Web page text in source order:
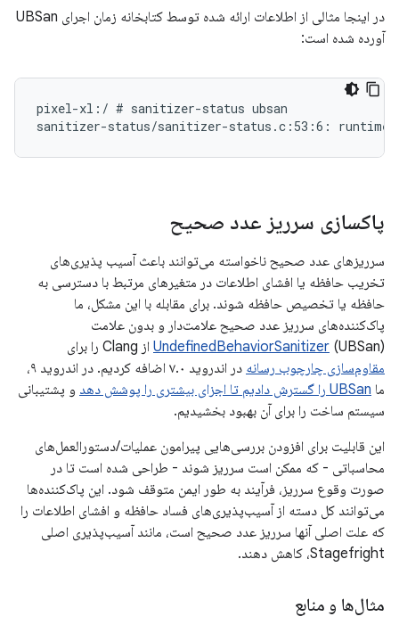
در اینجا مثالی از اطلاعات ارائه شده توسط کتابخانه زمان اجرای UBSan
آورده شده است:
pixel-xl:/ # sanitizer-status ubsan
پاکسازی سرریز عدد صحیح
سرریزهای عدد صحیح ناخواسته می‌توانند باعث آسیب پذیری‌های
تخریب حافظه یا افشای اطلاعات در متغیرهای مرتبط با دسترسی به
حافظه یا تخصیص حافظه شوند. برای مقابله با این مشکل، ما
پاک‌کننده‌های سرریز عدد صحیح علامت‌دار و بدون علامت
UndefinedBehaviorSanitizer (UBSan) از Clang را برای
مقاوم‌سازی چارچوب رسانه
در اندروید ۷.۰ اضافه کردیم. در اندروید ۹،
ما UBSan را گسترش دادیم تا اجزای بیشتری را پوشش دهد
و پشتیبانی
سیستم ساخت را برای آن بهبود بخشیدیم.
این قابلیت برای افزودن بررسی‌هایی پیرامون عملیات/دستورالعمل‌های
محاسباتی - که ممکن است سرریز شوند - طراحی شده است تا در
صورت وقوع سرریز، فرآیند به طور ایمن متوقف شود. این پاک‌کننده‌ها
می‌توانند کل دسته از آسیب‌پذیری‌های فساد حافظه و افشای اطلاعات را
که علت اصلی آنها سرریز عدد صحیح است، مانند آسیب‌پذیری اصلی
Stagefright، کاهش دهند.
مثال‌ها و منابع